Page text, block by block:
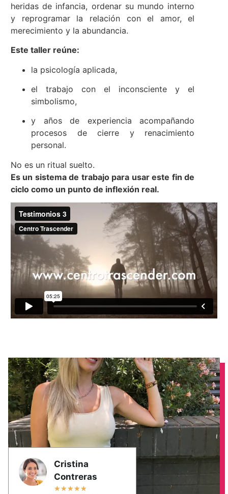
heridas de infancia, ordenar su mundo interno
y reprogramar la relación con el amor, el
merecimiento y la abundancia.
Este taller reúne:
la psicología aplicada,
el trabajo con el inconsciente y el
simbolismo,
y años de experiencia acompañando
procesos de cierre y renacimiento
personal.
No es un ritual suelto.
Es un sistema de trabajo para usar este fin de
ciclo como un punto de inflexión real.
Cristina
Contreras
★★★★★
Myriam
★ ★ ★
Myriam Sánchez